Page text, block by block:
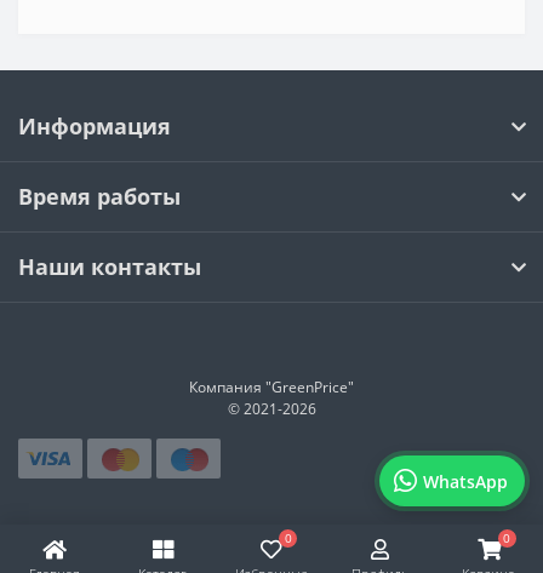
0 0
WhatsApp
Информация
Время работы
Наши контакты
Компания "GreenPrice"
© 2021-2026